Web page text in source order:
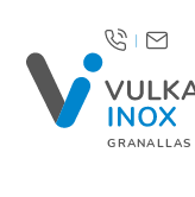
GRANALLAS
|